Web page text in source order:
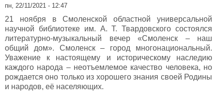
пн, 22/11/2021 - 12:47
21 ноября в Смоленской областной универсальной
научной библиотеке им. А. Т. Твардовского состоялся
литературно-музыкальный вечер «Смоленск – наш
общий дом». Смоленск – город многонациональный.
Уважение к настоящему и историческому наследию
каждого народа – неотъемлемое качество человека, но
рождается оно только из хорошего знания своей Родины
и народов, её населяющих.